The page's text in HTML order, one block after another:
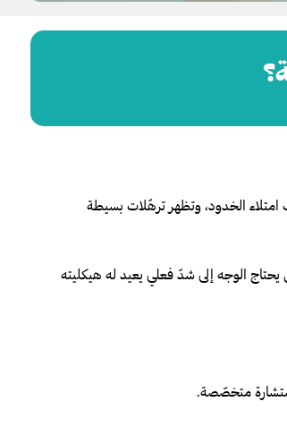
امتلاء الخدود، وتظهر ترهّلات بسيطة
الوجه إلى شدّ فعلي يعيد له هيكليته